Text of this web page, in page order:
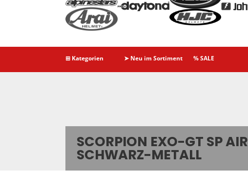
⊞ Kategorien ➤ Neu im Sortiment % SALE
SCORPION EXO-GT SP AIR
SCHWARZ-METALL